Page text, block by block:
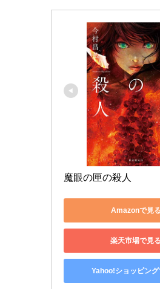
魔眼の匣の殺人
Amazonで見る
楽天市場で見る
Yahoo!ショッピング